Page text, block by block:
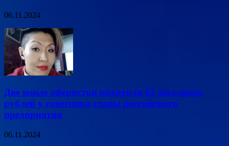
06.11.2024
Две юные аферистки похитили 62 миллиона
рублей у советника главы российского
предприятия
06.11.2024